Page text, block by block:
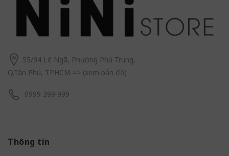
55/34 Lê Ngã, Phường Phú Trung,
Q.Tân Phú, TPHCM => (xem bản đồ)
0999 399 999
Thông tin